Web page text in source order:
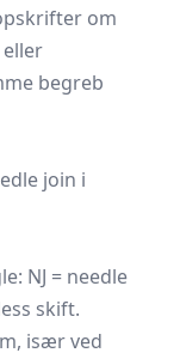
om
eller
begreb
join i
NJ = needle
skift.
især ved